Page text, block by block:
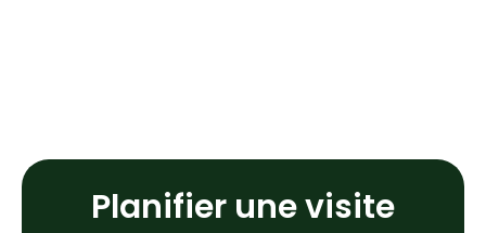
Planifier une visite